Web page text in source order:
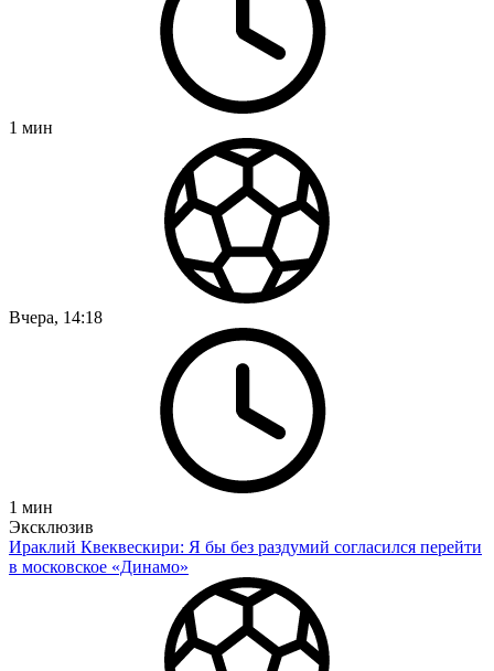
1 мин
Вчера, 14:18
1 мин
Эксклюзив
Ираклий Квеквескири: Я бы без раздумий согласился перейти
в московское «Динамо»